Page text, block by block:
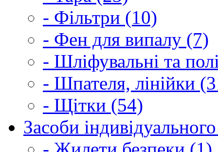
- Фільтри (10)
- Фен для випалу (7)
- Шліфувальні та
- Шпателя, лінійки
- Щітки (54)
Засоби